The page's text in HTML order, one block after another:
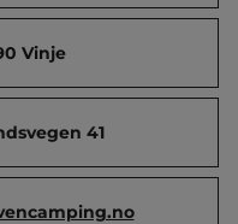
Vinje
41